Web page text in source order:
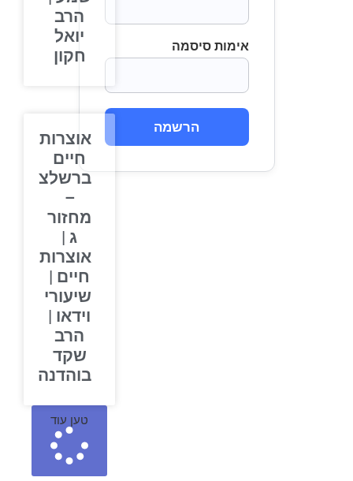
אימות סיסמה
הרשמה
הרב
יואל
חקון
אוצרות
חיים
ברשלצ
מחזור
אוצרות
חיים |
שיעורי
וידאו |
הרב
שקד
בוהדנה
טען עוד